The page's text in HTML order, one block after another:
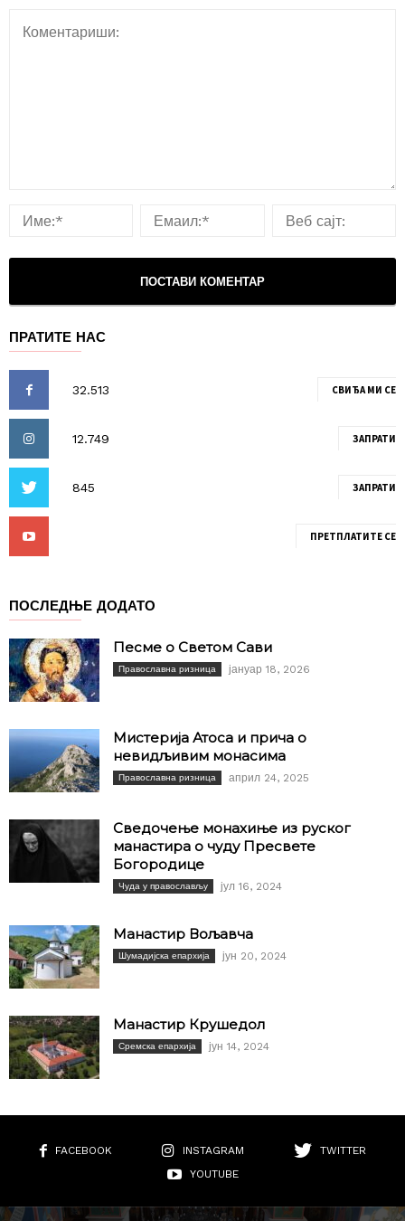
ПРАТИТЕ НАС
СВИЂА МИ СЕ
ЗАПРАТИ
ЗАПРАТИ
ПРЕТПЛАТИТЕ СЕ
ПОСЛЕДЊЕ ДОДАТО
Песме о Светом Сави
Православна ризница јануар 18, 2026
Мистерија Атоса и прича о
невидљивим монасима
Православна ризница април 24, 2025
Сведочење монахиње из руског
манастира о чуду Пресвете
Богородице
Чуда у православљу јул 16, 2024
Манастир Вољавча
Шумадијска епархија јун 20, 2024
Манастир Крушедол
Сремска епархија јун 14, 2024
FACEBOOK INSTAGRAM
TWITTER
YOUTUBE